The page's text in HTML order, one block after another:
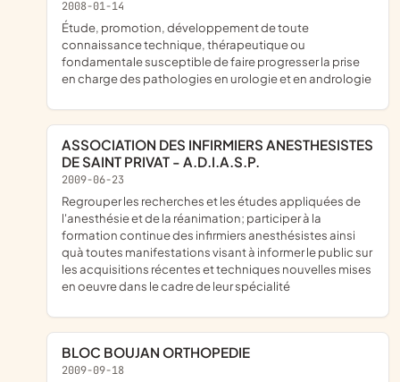
2008-01-14
étude, promotion, développement de toute
connaissance technique, thérapeutique ou
fondamentale susceptible de faire progresser la prise
en charge des pathologies en urologie et en andrologie
ASSOCIATION DES INFIRMIERS ANESTHESISTES
DE SAINT PRIVAT - A.D.I.A.S.P.
2009-06-23
regrouper les recherches et les études appliquées de
l'anesthésie et de la réanimation; participer à la
formation continue des infirmiers anesthésistes ainsi
quà toutes manifestations visant à informer le public sur
les acquisitions récentes et techniques nouvelles mises
en oeuvre dans le cadre de leur spécialité
BLOC BOUJAN ORTHOPEDIE
2009-09-18